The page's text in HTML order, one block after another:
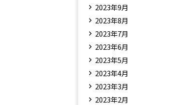
2023年9月
2023年8月
2023年7月
2023年6月
2023年5月
2023年4月
2023年3月
2023年2月